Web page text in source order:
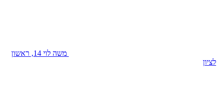
משה לוי 14, ראשון
לציון